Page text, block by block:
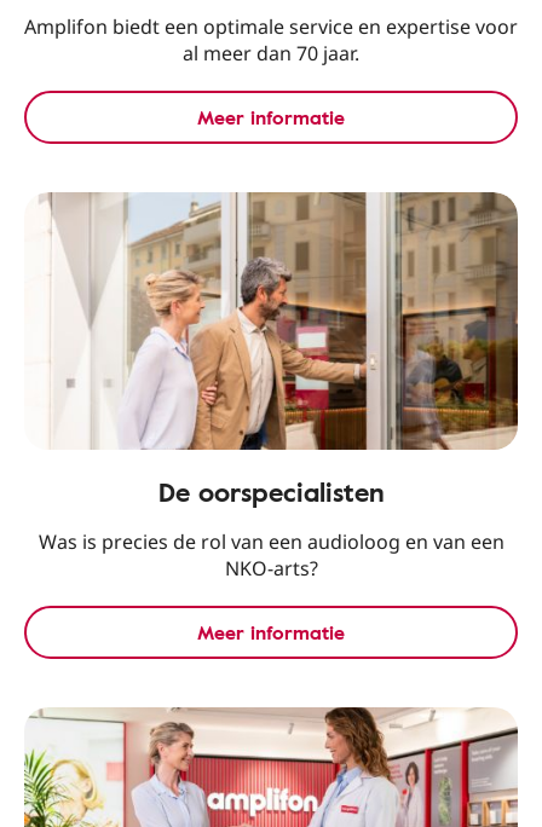
Amplifon biedt een optimale service en expertise voor
al meer dan 70 jaar.
Meer informatie
De oorspecialisten
Was is precies de rol van een audioloog en van een
NKO-arts?
Meer informatie